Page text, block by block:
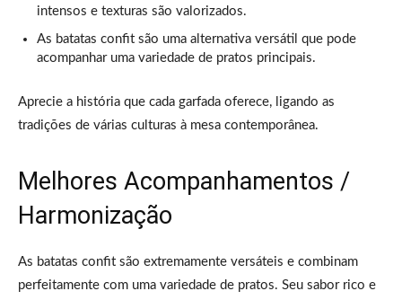
intensos e texturas são valorizados.
As batatas confit são uma alternativa versátil que pode
acompanhar uma variedade de pratos principais.
Aprecie a história que cada garfada oferece, ligando as
tradições de várias culturas à mesa contemporânea.
Melhores Acompanhamentos /
Harmonização
As batatas confit são extremamente versáteis e combinam
perfeitamente com uma variedade de pratos. Seu sabor rico e